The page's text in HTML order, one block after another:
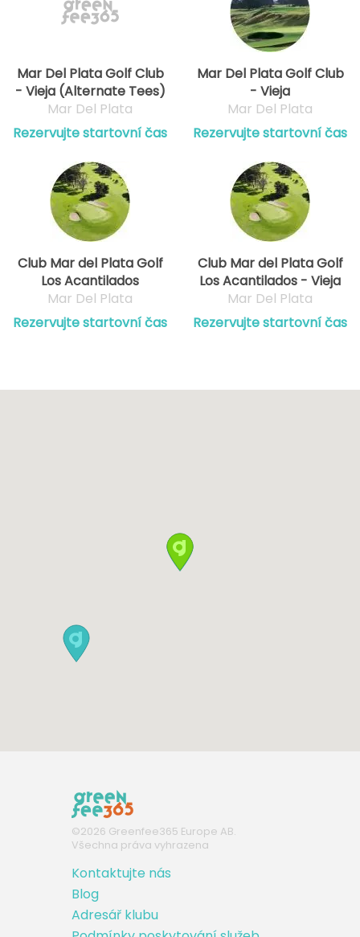
Mar Del Plata Golf Club
- Vieja (Alternate Tees)
Mar Del Plata
Rezervujte startovní čas
Mar Del Plata Golf Club
- Vieja
Mar Del Plata
Rezervujte startovní čas
Club Mar del Plata Golf
Los Acantilados
Mar Del Plata
Rezervujte startovní čas
Club Mar del Plata Golf
Los Acantilados - Vieja
Mar Del Plata
Rezervujte startovní čas
©2026 Greenfee365 Europe AB.
Všechna práva vyhrazena
Kontaktujte nás
Blog
Adresář klubu